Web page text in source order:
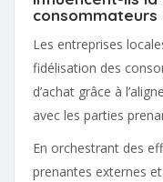
consommateurs
Les entreprises
fidélisation des
d’achat grâce à
avec les parties
En orchestrant des
prenantes externes